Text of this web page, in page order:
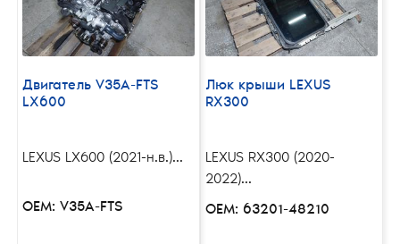
Двигатель V35A-FTS
LX600
LEXUS LX600 (2021-н.в.)...
OEM: V35A-FTS
Люк крыши LEXUS
RX300
LEXUS RX300 (2020-
2022)...
OEM: 63201-48210